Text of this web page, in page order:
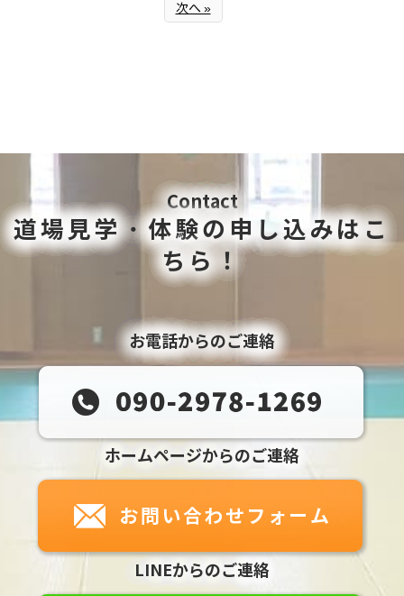
次へ »
Contact
道場見学・体験の申し込みはこ
ちら！
お電話からのご連絡
ホームページからのご連絡
LINEからのご連絡